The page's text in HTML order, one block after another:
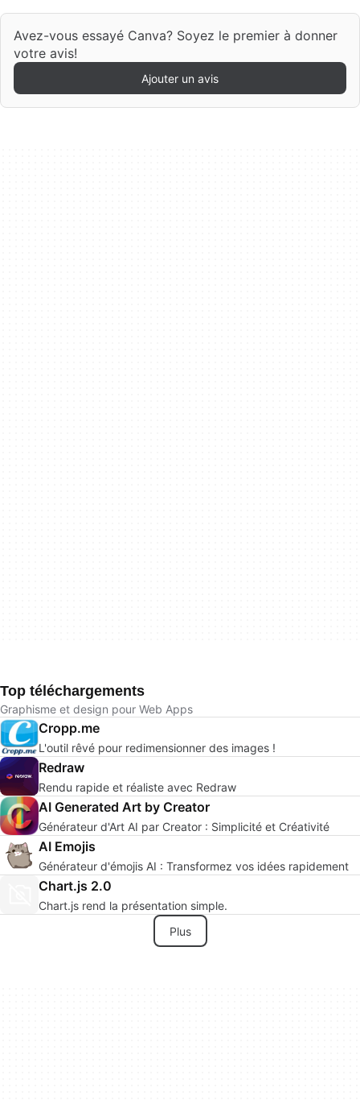
Avez-vous essayé Canva? Soyez le premier à donner
votre avis!
Ajouter un avis
Top téléchargements
Graphisme et design pour Web Apps
Cropp.me
L'outil rêvé pour redimensionner des images !
Redraw
Rendu rapide et réaliste avec Redraw
AI Generated Art by Creator
Générateur d'Art AI par Creator : Simplicité et Créativité
AI Emojis
Générateur d'émojis AI : Transformez vos idées rapidement
Chart.js 2.0
Chart.js rend la présentation simple.
Plus